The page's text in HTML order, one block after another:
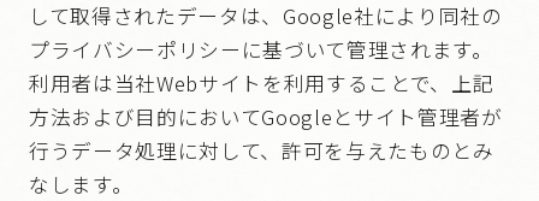
して取得されたデータは、Google社により同社の
プライバシーポリシーに基づいて管理されます。
利用者は当社Webサイトを利用することで、上記
方法および目的においてGoogleとサイト管理者が
行うデータ処理に対して、許可を与えたものとみ
なします。